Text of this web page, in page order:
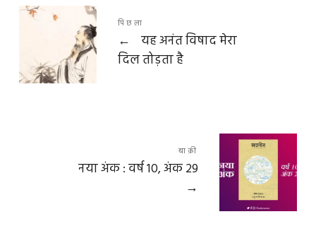
पिछला
←
यह अनंत विषाद मेरा
दिल तोड़ता है
बाक़ी
नया अंक : वर्ष 10, अंक 29
→